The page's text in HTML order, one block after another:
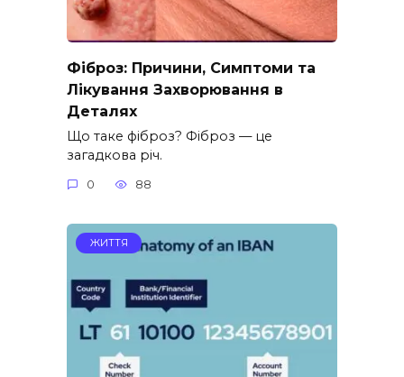
Фіброз: Причини, Симптоми та
Лікування Захворювання в
Деталях
Що таке фіброз? Фіброз — це
загадкова річ.
0 88
ЖИТТЯ